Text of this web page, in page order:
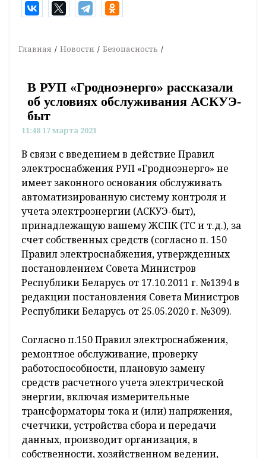
Главная Новости Безопасность
В РУП «Гродноэнерго» рассказали
об условиях обслуживания АСКУЭ-
быт
11:48 17 марта 2021
В связи с введением в действие Правил
электроснабжения РУП «Гродноэнерго» не
имеет законного основания обслуживать
автоматизированную систему контроля и
учета электроэнергии (АСКУЭ-быт),
принадлежащую вашему ЖСПК (ТС и т.д.), за
счет собственных средств (согласно п. 150
Правил электроснабжения, утвержденных
постановлением Совета Министров